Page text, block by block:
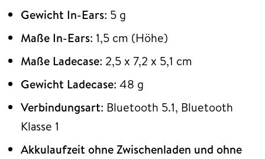
Gewicht In-Ears: 5 g
Maße In-Ears: 1,5 cm (Höhe)
Maße Ladecase: 2,5 x 7,2 x 5,1 cm
Gewicht Ladecase: 48 g
Verbindungsart: Bluetooth 5.1, Bluetooth
Klasse 1
Akkulaufzeit ohne Zwischenladen und ohne